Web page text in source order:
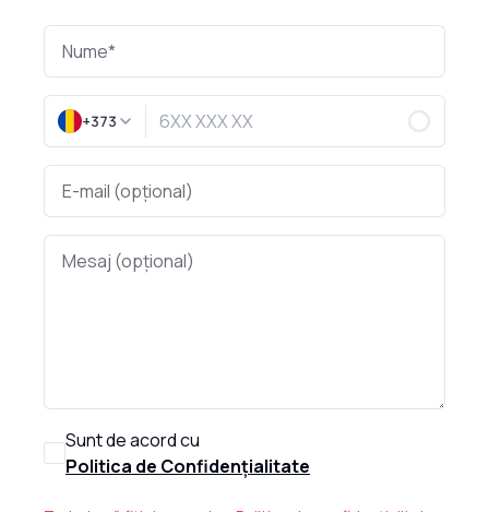
+373
Sunt de acord cu
Politica de Confidențialitate